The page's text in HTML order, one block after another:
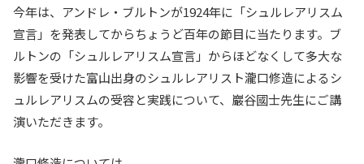
今年は、アンドレ・ブルトンが1924年に「シュルレアリスム
宣言」を発表してからちょうど百年の節目に当たります。ブ
ルトンの「シュルレアリスム宣言」からほどなくして多大な
影響を受けた富山出身のシュルレアリスト瀧口修造によるシ
ュルレアリスムの受容と実践について、巖谷國士先生にご講
演いただきます。